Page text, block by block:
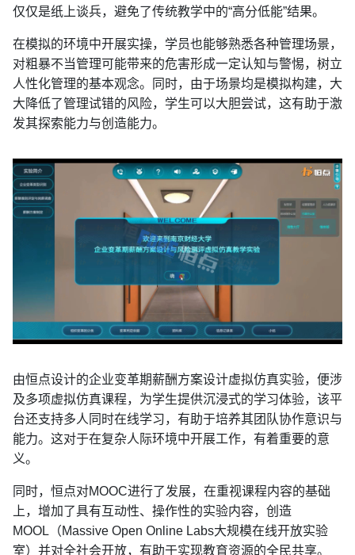
仅仅是纸上谈兵，避免了传统教学中的“高分低能”结果。
在模拟的环境中开展实操，学员也能够熟悉各种管理场景，
对粗暴不当管理可能带来的危害形成一定认知与警惕，树立
人性化管理的基本观念。同时，由于场景均是模拟构建，大
大降低了管理试错的风险，学生可以大胆尝试，这有助于激
发其探索能力与创造能力。
由恒点设计的企业变革期薪酬方案设计虚拟仿真实验，便涉
及多项虚拟仿真课程，为学生提供沉浸式的学习体验，该平
台还支持多人同时在线学习，有助于培养其团队协作意识与
能力。这对于在复杂人际环境中开展工作，有着重要的意
义。
同时，恒点对MOOC进行了发展，在重视课程内容的基础
上，增加了具有互动性、操作性的实验内容，创造
MOOL（Massive Open Online Labs大规模在线开放实验
室）并对全社会开放，有助于实现教育资源的全民共享。